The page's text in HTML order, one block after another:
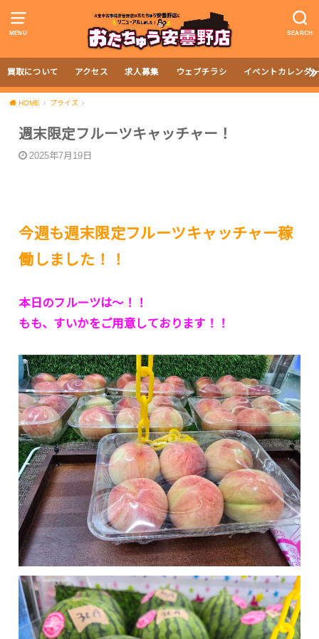
MENU SEARCH
買取について アクセス 求人募集 ウェブチラシ イベントカレンダ
HOME プライズ
週末限定フルーツキャッチャー！
2025年7月19日
今週も週末限定フルーツキャッチャー稼
働しました！！
本日のフルーツは〜！！
もも、すいかをご用意しております！！